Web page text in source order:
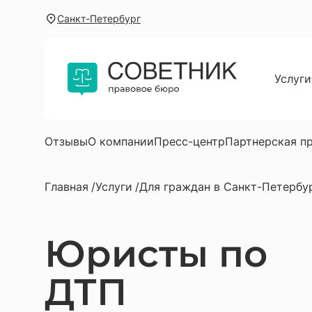
Санкт-Петербург
Услуги
Юрист
ОтзывыО компанииПресс-центрПартнерская
Главная Услуги Для граждан в Санкт-
Юристы по
ДТП